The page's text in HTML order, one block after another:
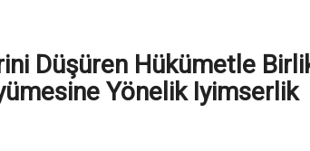
Düşüren Hükümetle
Yönelik Iyimserlik